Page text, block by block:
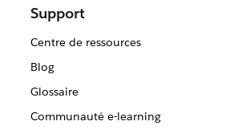
Support
Centre de ressources
Blog
Glossaire
Communauté e-learning